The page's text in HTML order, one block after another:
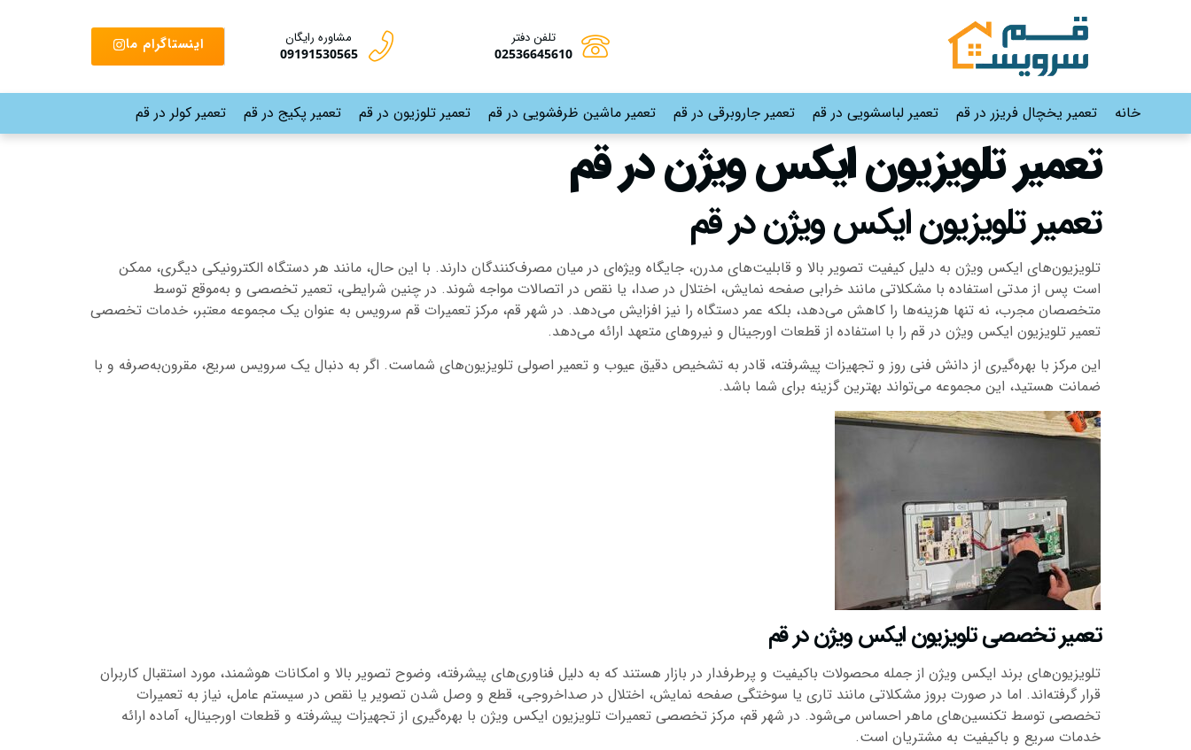
تلفن دفتر
02536645610
مشاوره رایگان
09191530565 اینستاگرام ما
خانه تعمیر یخچال فریزر در قم تعمیر لباسشویی در قم تعمیر جاروبرقی در قم تعمیر ماشین ظرفشویی در قم تعمیر تلوزیون در قم تعمیر پکیج در قم تعمیر کولر در قم
تعمیر تلویزیون ایکس ویژن در قم
تعمیر تلویزیون ایکس ویژن در قم
تلویزیون‌های ایکس ویژن به دلیل کیفیت تصویر بالا و قابلیت‌های مدرن، جایگاه ویژه‌ای در میان مصرف‌کنندگان دارند. با این حال، مانند هر دستگاه الکترونیکی دیگری، ممکن
است پس از مدتی استفاده با مشکلاتی مانند خرابی صفحه نمایش، اختلال در صدا، یا نقص در اتصالات مواجه شوند. در چنین شرایطی، تعمیر تخصصی و به‌موقع توسط
متخصصان مجرب، نه تنها هزینه‌ها را کاهش می‌دهد، بلکه عمر دستگاه را نیز افزایش می‌دهد. در شهر قم، مرکز تعمیرات قم سرویس به عنوان یک مجموعه معتبر، خدمات تخصصی
تعمیر تلویزیون ایکس ویژن در قم را با استفاده از قطعات اورجینال و نیروهای متعهد ارائه می‌دهد.
این مرکز با بهره‌گیری از دانش فنی روز و تجهیزات پیشرفته، قادر به تشخیص دقیق عیوب و تعمیر اصولی تلویزیون‌های شماست. اگر به دنبال یک سرویس سریع، مقرون‌به‌صرفه و با
ضمانت هستید، این مجموعه می‌تواند بهترین گزینه برای شما باشد.
تعمیر تخصصی تلویزیون ایکس ویژن در قم
تلویزیون‌های برند ایکس ویژن از جمله محصولات باکیفیت و پرطرفدار در بازار هستند که به دلیل فناوری‌های پیشرفته، وضوح تصویر بالا و امکانات هوشمند، مورد استقبال کاربران
قرار گرفته‌اند. اما در صورت بروز مشکلاتی مانند تاری یا سوختگی صفحه نمایش، اختلال در صداخروجی، قطع و وصل شدن تصویر یا نقص در سیستم عامل، نیاز به تعمیرات
تخصصی توسط تکنسین‌های ماهر احساس می‌شود. در شهر قم، مرکز تخصصی تعمیرات تلویزیون ایکس ویژن با بهره‌گیری از تجهیزات پیشرفته و قطعات اورجینال، آماده ارائه
خدمات سریع و باکیفیت به مشتریان است.